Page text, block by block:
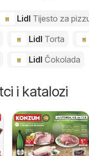
Lidl Tijesto za
Lidl Torta
Lidl Čokolada
i katalozi